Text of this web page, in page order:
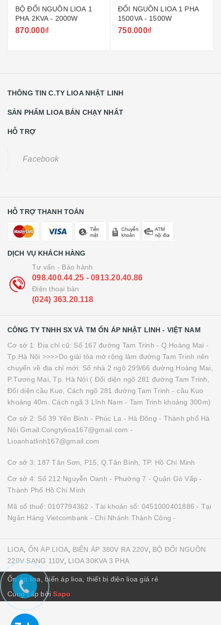
BỘ ĐỔI NGUỒN LIOA 1
PHA 2KVA - 2000W
870.000₫
ĐỔI NGUỒN LIOA 1 PHA
1500VA - 1500W
750.000₫
THÔNG TIN C.TY LIOA NHẬT LINH
SẢN PHẨM LIOA BÁN CHẠY NHẤT
HỖ TRỢ
Facebook
HỖ TRỢ THANH TOÁN
DỊCH VỤ KHÁCH HÀNG
Tư vấn - Bảo hành
098.400.44.25 - 0913.20.40.86
Điện thoại bàn
(024) 363.20.118
CÔNG TY TNHH SX VÀ TM ỔN ÁP NHẬT LINH - VIỆT NAM
Cơ sở 1: Địa chỉ cũ: Số 167 đường Tam Trinh - Q.Hoàng Mai -
Tp.Hà Nội >>>>Do giải tỏa mở rộng làm đường Tam Trinh nên
chuyển về địa chỉ mới: Số nhà 2 ngõ 299/66 đường Hoàng Mai,
P.Tương Mai, Tp. Hà Nội ( Đối diện ngõ 281 đường Tam Trinh,
Đối diện cầu Kuo, Cách ngõ 281 đường Tam Trinh - cầu Kuo
khoảng 40m. Cách ngã 3 Lĩnh Nam - Tam Trinh khoảng 300m)
Cơ sở 2: Số 39 Yên Bình - Phúc La - Hà Đông - Thành phố Hà
Nội Gmail:Congtylioa167@gmail.com -
Lioanhatlinh167@gmail.com
Cơ sở 3: 187 Tân Sơn, P15, Q.Tân Bình, TP. Hồ Chí Minh
Cơ sở 4: Số 212 Nguyễn Oanh - Phường 7 - Quận Gò Vấp -
Thành Phố Hồ Chí Minh
Mã số thuế: 0107794362 - Tài khoản số: 0451000401886 - Tại
Ngân Hàng Vietcombank - Chi Nhánh Thành Công -
LIOA, ỔN ÁP LIOA, BIẾN ÁP 380V RA 220V, BỘ ĐỔI NGUỒN
220V SANG 110V, LIOA 30KVA 3 PHA
Ổn áp lioa, biến áp lioa, thiết bị điện lioa giá rẻ
Cung cấp bởiSapo